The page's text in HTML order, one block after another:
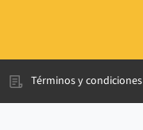
Términos y condiciones